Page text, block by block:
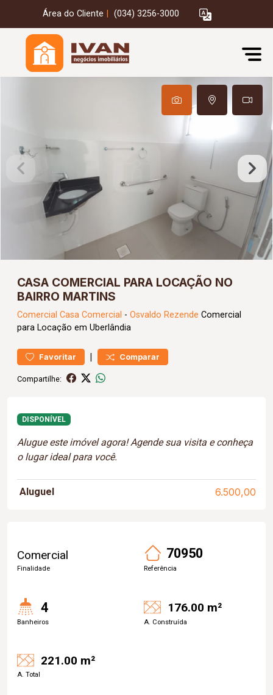
Área do Cliente (034) 3256-3000
CASA COMERCIAL PARA LOCAÇÃO NO
BAIRRO MARTINS
Comercial Casa Comercial - Osvaldo Rezende Comercial
para Locação em Uberlândia
Favoritar | Comparar
Compartilhe:
DISPONÍVEL
Alugue este imóvel agora! Agende sua visita e conheça
o lugar ideal para você.
Aluguel 6.500,00
Comercial
Finalidade
70950
Referência
4
Banheiros
176.00 m²
A. Construída
221.00 m²
A. Total